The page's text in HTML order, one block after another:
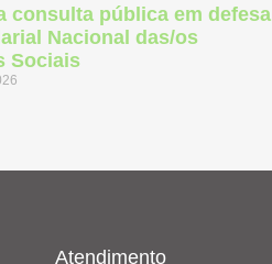
consulta pública em defesa
Nacional das/os
Sociais
Atendimento